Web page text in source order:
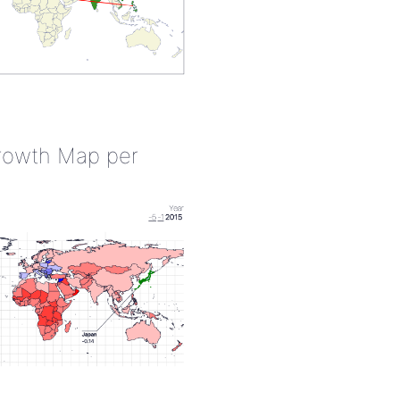
Map per